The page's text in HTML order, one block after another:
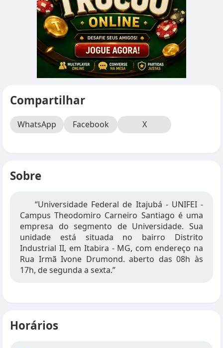
Compartilhar
WhatsApp Facebook X
Sobre
“Universidade Federal de Itajubá - UNIFEI -
Campus Theodomiro Carneiro Santiago é uma
empresa do segmento de Universidade. Sua
unidade está situada no bairro Distrito
Industrial II, em Itabira - MG, com endereço na
Rua Irmã Ivone Drumond. aberto das 08h às
17h, de segunda a sexta.”
Horários